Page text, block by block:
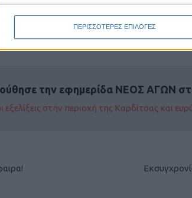
ΠΕΡΙΣΣΟΤΕΡΕΣ ΕΠΙΛΟΓΕΣ
Σήμερα
την εφημερίδα ΝΕΟΣ ΑΓΩΝ
εξελίξεις στην περιοχή της Καρδίτσας και